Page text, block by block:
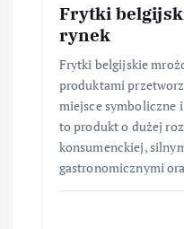
Frytki
rynek
Frytki belgijskie
produktami
miejsce symboliczne
to produkt o dużej
konsumenckiej,
gastronomicznymi